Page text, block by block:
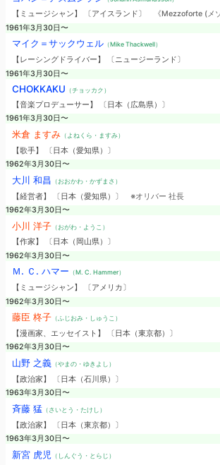
【ミュージシャン】 〔アイスランド〕
《Mezzoforte (メ
1961年3月30日〜
マイク＝サックウェル（Mike Thackwell）
【レーシングドライバー】 〔ニュージーランド〕
1961年3月30日〜
CHOKKAKU （チョッカク）
【音楽プロデューサー】 〔日本（広島県）〕
1961年3月30日〜
米倉 ますみ（よねくら・ますみ）
【歌手】 〔日本（愛知県）〕
1962年3月30日〜
大川 和昌 （おおかわ・かずまさ）
【経営者】 〔日本（愛知県）〕 ※オリバー 社長
1962年3月30日〜
小川 洋子（おがわ・ようこ）
【作家】 〔日本（岡山県）〕
1962年3月30日〜
Ｍ. Ｃ. ハマー （M. C. Hammer）
【ミュージシャン】 〔アメリカ〕
1962年3月30日〜
藤臣 柊子（ふじおみ・しゅうこ）
【漫画家、エッセイスト】 〔日本（東京都）〕
1962年3月30日〜
山野 之義（やまの・ゆきよし）
【政治家】 〔日本（石川県）〕
1963年3月30日〜
斉藤 猛（さいとう・たけし）
【政治家】 〔日本（東京都）〕
1963年3月30日〜
新宮 虎児 （しんぐう・とらじ）